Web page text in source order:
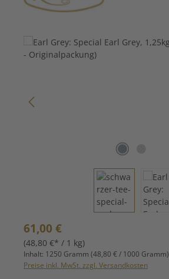
Bildergalerie überspringen
Regulärer Preis:
61,00 €
(48,80 €* / 1 kg)
Inhalt: 1250 Gramm (48,80 € / 1000 Gramm)
Preise inkl. MwSt. zzgl. Versandkosten